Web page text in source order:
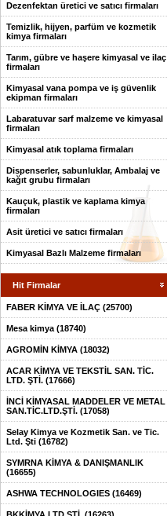
Dezenfektan üretici ve satıcı firmaları
Temizlik, hijyen, parfüm ve kozmetik
kimya firmaları
Tarım, gübre ve haşere kimyasal ve ilaç
firmaları
Kimyasal vana pompa ve iş güvenlik
ekipman firmaları
Labaratuvar sarf malzeme ve kimyasal
firmaları
Kimyasal atık toplama firmaları
Dispenserler, sabunluklar, Ambalaj ve
kağıt grubu firmaları
Kauçuk, plastik ve kaplama kimya
firmaları
Asit üretici ve satıcı firmaları
Kimyasal Bazlı Malzeme firmaları
Hit Firmalar
FABER KİMYA VE İLAÇ (25700)
Mesa kimya (18740)
AGROMİN KİMYA (18032)
ACAR KİMYA VE TEKSTİL SAN. TİC.
LTD. ŞTİ. (17666)
İNCİ KİMYASAL MADDELER VE METAL
SAN.TİC.LTD.ŞTİ. (17058)
Selay Kimya ve Kozmetik San. ve Tic.
Ltd. Şti (16782)
SYMRNA KİMYA & DANIŞMANLIK
(16655)
ASHWA TECHNOLOGIES (16469)